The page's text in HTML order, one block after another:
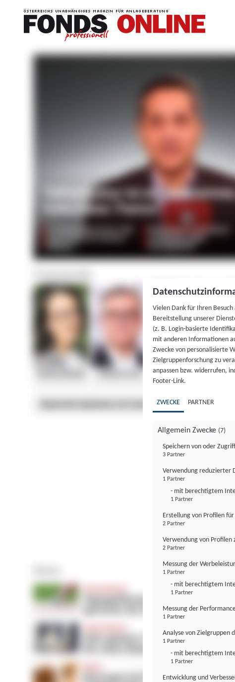
Vielen Dank für Ihren
Bereitstellung unserer
(z. B. Login-basierte
mit anderen Informationen
Zwecke von personalisierte
Zielgruppenforschung zu
anpassen bzw. widerrufen,
Footer-Link.
ZWECKE PARTNER
Allgemein Zwecke (7)
Speichern von oder
3 Partner
Verwendung reduzierter
1 Partner
- mit berechtigtem
1 Partner
Erstellung von Profilen
2 Partner
Verwendung von Profilen
2 Partner
Messung der
1 Partner
- mit berechtigtem
1 Partner
Messung der
1 Partner
Analyse von Zielgruppen
1 Partner
- mit berechtigtem
1 Partner
Entwicklung und